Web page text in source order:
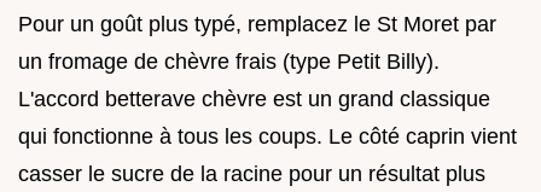
Pour un goût plus typé, remplacez le St Moret par
un fromage de chèvre frais (type Petit Billy).
L'accord betterave chèvre est un grand classique
qui fonctionne à tous les coups. Le côté caprin vient
casser le sucre de la racine pour un résultat plus